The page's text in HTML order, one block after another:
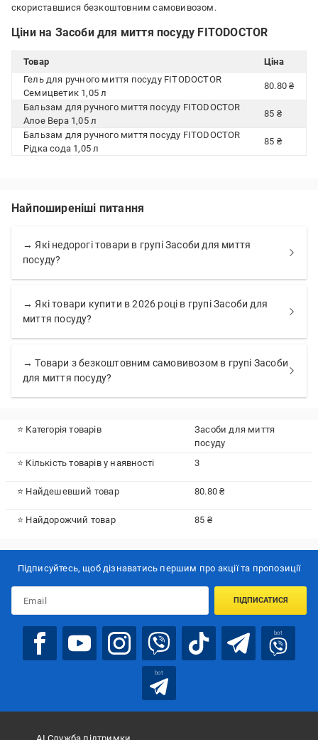
скориставшися безкоштовним самовивозом.
Ціни на Засоби для миття посуду FITODOCTOR
Товар
Ціна
Гель для ручного миття посуду FITODOCTOR
Семицветик 1,05 л
80.80 ₴
Бальзам для ручного миття посуду FITODOCTOR
Алое Вера 1,05 л
85 ₴
Бальзам для ручного миття посуду FITODOCTOR
Рідка сода 1,05 л
85 ₴
Найпоширеніші питання
→ Які недорогі товари в групі Засоби для миття
посуду?
→ Які товари купити в 2026 році в групі Засоби для
миття посуду?
→ Товари з безкоштовним самовивозом в групі Засоби
для миття посуду?
⭐ Категорія товарів
Засоби для миття
посуду
⭐ Кількість товарів у наявності
3
⭐ Найдешевший товар 80.80 ₴
⭐ Найдорожчий товар 85 ₴
Підписуйтесь, щоб дізнаватись першим про акції та пропозиції
ПІДПИСАТИСЯ
bot
bot